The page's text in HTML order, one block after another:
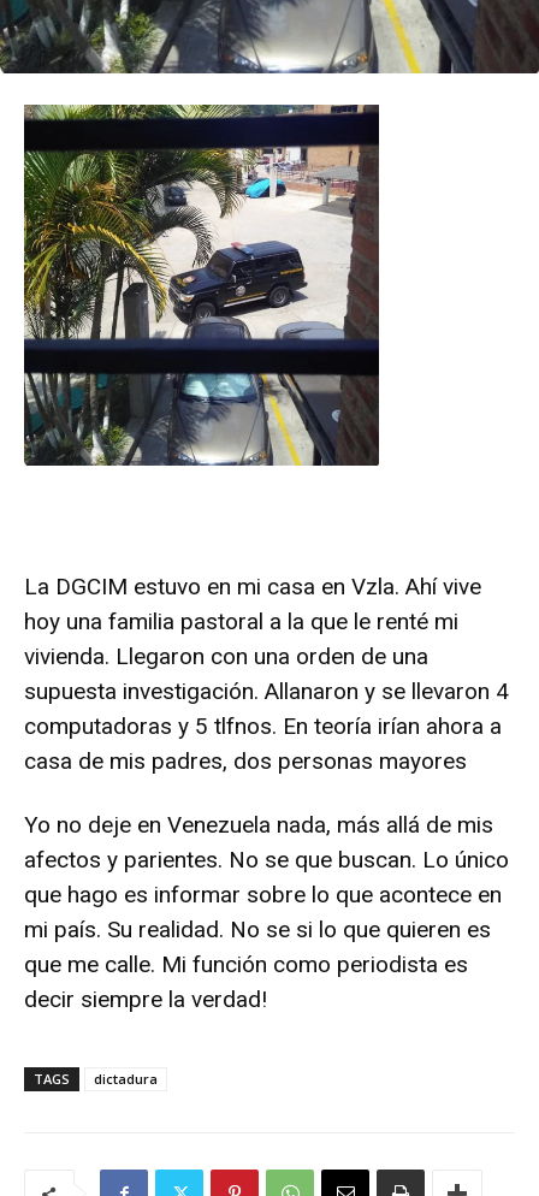
La DGCIM estuvo en mi casa en Vzla. Ahí vive
hoy una familia pastoral a la que le renté mi
vivienda. Llegaron con una orden de una
supuesta investigación. Allanaron y se llevaron 4
computadoras y 5 tlfnos. En teoría irían ahora a
casa de mis padres, dos personas mayores
Yo no deje en Venezuela nada, más allá de mis
afectos y parientes. No se que buscan. Lo único
que hago es informar sobre lo que acontece en
mi país. Su realidad. No se si lo que quieren es
que me calle. Mi función como periodista es
decir siempre la verdad!
TAGS dictadura